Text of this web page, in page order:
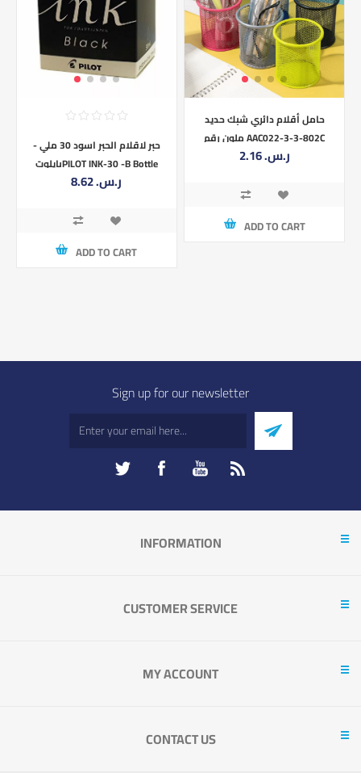
حبر لاقلام الحبر اسود 30 ملي -
بايلوتPILOT INK-30 -B Bottle
Ink for Fountain Pen Black 30ml
8.62 ر.س.‏
ADD TO CART
حامل أقلام دائري شبك حديد
ملون رقم AAC022-3-3-802C
2.16 ر.س.‏
ADD TO CART
Sign up for our newsletter
INFORMATION
CUSTOMER SERVICE
MY ACCOUNT
CONTACT US